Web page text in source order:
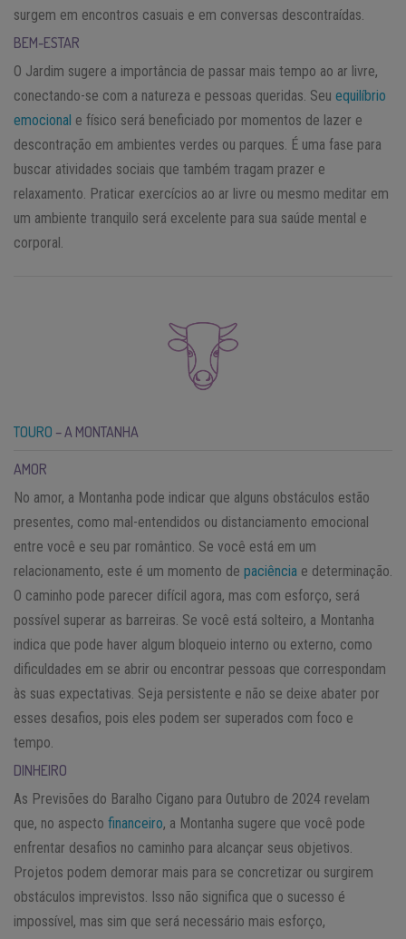
surgem em encontros casuais e em conversas descontraídas.
BEM-ESTAR
O Jardim sugere a importância de passar mais tempo ao ar livre,
conectando-se com a natureza e pessoas queridas. Seu equilíbrio
emocional e físico será beneficiado por momentos de lazer e
descontração em ambientes verdes ou parques. É uma fase para
buscar atividades sociais que também tragam prazer e
relaxamento. Praticar exercícios ao ar livre ou mesmo meditar em
um ambiente tranquilo será excelente para sua saúde mental e
corporal.
TOURO – A MONTANHA
AMOR
No amor, a Montanha pode indicar que alguns obstáculos estão
presentes, como mal-entendidos ou distanciamento emocional
entre você e seu par romântico. Se você está em um
relacionamento, este é um momento de paciência e determinação.
O caminho pode parecer difícil agora, mas com esforço, será
possível superar as barreiras. Se você está solteiro, a Montanha
indica que pode haver algum bloqueio interno ou externo, como
dificuldades em se abrir ou encontrar pessoas que correspondam
às suas expectativas. Seja persistente e não se deixe abater por
esses desafios, pois eles podem ser superados com foco e
tempo.
DINHEIRO
As Previsões do Baralho Cigano para Outubro de 2024 revelam
que, no aspecto financeiro, a Montanha sugere que você pode
enfrentar desafios no caminho para alcançar seus objetivos.
Projetos podem demorar mais para se concretizar ou surgirem
obstáculos imprevistos. Isso não significa que o sucesso é
impossível, mas sim que será necessário mais esforço,